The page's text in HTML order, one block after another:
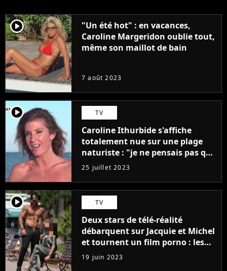
player2
"Un été hot" : en vacances,
Caroline Margeridon oublie tout,
même son maillot de bain
7 août 2023
player2 TV
Caroline Ithurbide s'affiche
totalement nue sur une plage
naturiste : "je ne pensais pas que
j'arriverais à le faire..."
25 juillet 2023
player2 TV
Deux stars de télé-réalité
débarquent sur Jacquie et Michel
et tournent un film porno : les
premières images du tournage
(exclu)
19 juin 2023